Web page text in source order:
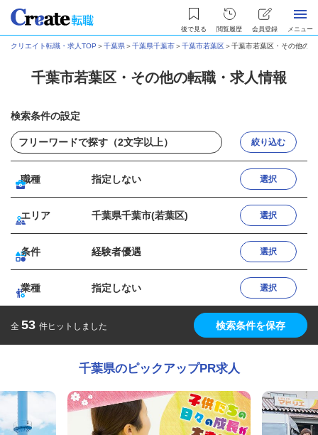
後で見る 閲覧履歴 会員登録 メニュー
クリエイト転職・求人TOP ＞千葉県＞千葉県千葉市＞千葉市若葉区＞千葉市若葉区・その他の
千葉市若葉区・その他の転職・求人情報
検索条件の設定
絞り込む
職種 指定しない 選択
エリア 千葉県千葉市(若葉区) 選択
条件 経験者優遇 選択
業種 指定しない 選択
全 53 件ヒットしました 検索条件を保存
千葉県のピックアップPR求人